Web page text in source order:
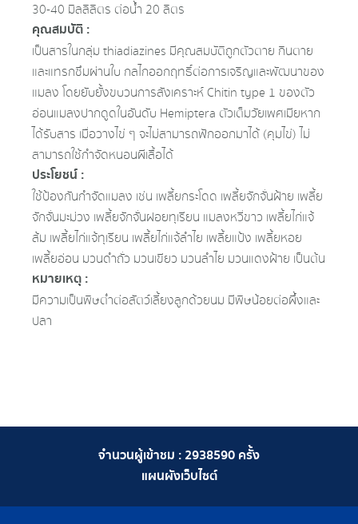
30-40 มิลลิลิตร ต่อน้ำ 20 ลิตร
คุณสมบัติ :
เป็นสารในกลุ่ม thiadiazines มีคุณสมบัติถูกตัวตาย กินตาย
และแทรกซึมผ่านใบ กลไกออกฤทธิ์ต่อการเจริญและพัฒนาของ
แมลง โดยยับยั้งขบวนการสังเคราะห์ Chitin type 1 ของตัว
อ่อนแมลงปากดูดในอันดับ Hemiptera ตัวเต็มวัยเพศเมียหาก
ได้รับสาร เมื่อวางไข่ ๆ จะไม่สามารถฟักออกมาได้ (คุมไข่) ไม่
สามารถใช้กำจัดหนอนผีเสื้อได้
ประโยชน์ :
ใช้ป้องกันกำจัดแมลง เช่น เพลี้ยกระโดด เพลี้ยจักจั่นฝ้าย เพลี้ย
จักจั่นมะม่วง เพลี้ยจักจั่นฝอยทุเรียน แมลงหวี่ขาว เพลี้ยไก่แจ้
ส้ม เพลี้ยไก่แจ้ทุเรียน เพลี้ยไก่แจ้ลำไย เพลี้ยแป้ง เพลี้ยหอย
เพลี้ยอ่อน มวนดําถั่ว มวนเขียว มวนลําไย มวนแดงฝ้าย เป็นต้น
หมายเหตุ :
มีความเป็นพิษต่ำต่อสัตว์เลี้ยงลูกด้วยนม มีพิษน้อยต่อผึ้งและ
ปลา
จำนวนผู้เข้าชม :2938590 ครั้ง
แผนผังเว็บไซต์